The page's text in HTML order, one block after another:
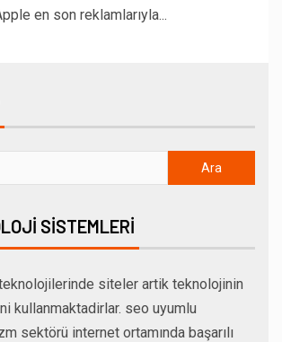
en son reklamlarıyla...
SISTEMLERI
siteler artik teknolojinin
kullanmaktadirlar. seo uyumlu
sektörü internet ortamında başarılı